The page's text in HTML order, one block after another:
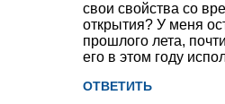
свои свойства со
открытия? У меня
прошлого лета,
его в этом году
ОТВЕТИТЬ